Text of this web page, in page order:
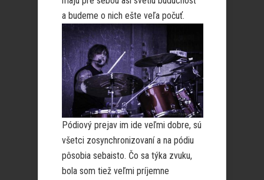
a budeme o nich ešte veľa počuť.
Pódiový prejav im ide veľmi dobre, sú
všetci zosynchronizovaní a na pódiu
pôsobia sebaisto. Čo sa týka zvuku,
bola som tiež veľmi príjemne